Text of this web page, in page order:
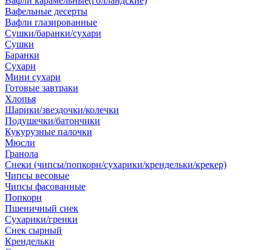
Вафельные десерты
Вафли глазированные
Сушки/баранки/сухари
Сушки
Баранки
Сухари
Мини сухари
Готовые завтраки
Хлопья
Шарики/звездочки/колечки
Подушечки/батончики
Кукурузные палочки
Мюсли
Гранола
Снеки (чипсы/попкорн/сухарики/крендельки/крекер)
Чипсы весовые
Чипсы фасованные
Попкорн
Пшеничный снек
Сухарики/гренки
Снек сырный
Крендельки